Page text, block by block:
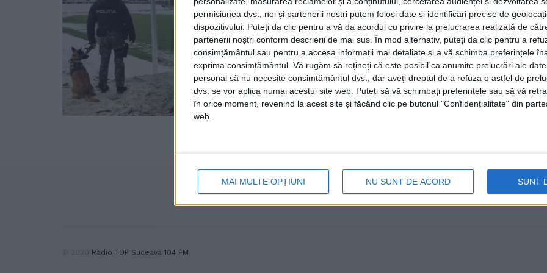
permisiunea dvs., noi și partenerii noștri putem folosi date și identificări precise de
dispozitivului. Puteți da clic pentru a vă da acordul cu privire la prelucrarea realizată de
partenerii noștri conform descrierii de mai sus. În mod alternativ, puteți da clic pentru a
consimțământul sau pentru a accesa informații mai detaliate și a vă schimba preferințele
exprima consimțământul. Vă rugăm să rețineți că este posibil ca anumite prelucrări ale
personal să nu necesite consimțământul dvs., dar aveți dreptul de a refuza o astfel de
dvs. se vor aplica numai acestui site web. Puteți să vă schimbați preferințele sau să vă
în orice moment, revenind la acest site și făcând clic pe butonul "Confidențialitate" din
web.
MAI MULTE OPȚIUNI NU SUNT DE ACORD SUNT
Elevii știu deja unde se găsesc
controalele sînt firești și de
28 IANUARIE, 2026
Potrivit psihologului Doina Schipor, ”dacă am face un
elevi, am afla foarte ...
Radio TOP Suceava 104 FM